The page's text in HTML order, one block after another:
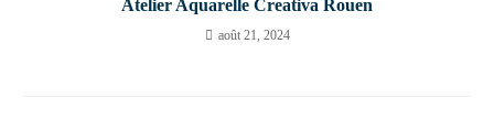
Atelier Aquarelle Creativa Rouen
août 21, 2024